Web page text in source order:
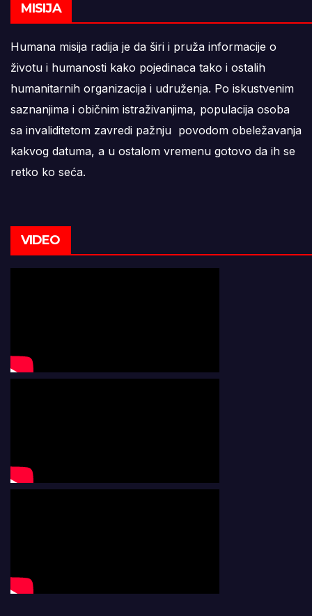
MISIJA
Humana misija radija je da širi i pruža informacije o
životu i humanosti kako pojedinaca tako i ostalih
humanitarnih organizacija i udruženja. Po iskustvenim
saznanjima i običnim istraživanjima, populacija osoba
sa invaliditetom zavredi pažnju povodom obeležavanja
kakvog datuma, a u ostalom vremenu gotovo da ih se
retko ko seća.
VIDEO